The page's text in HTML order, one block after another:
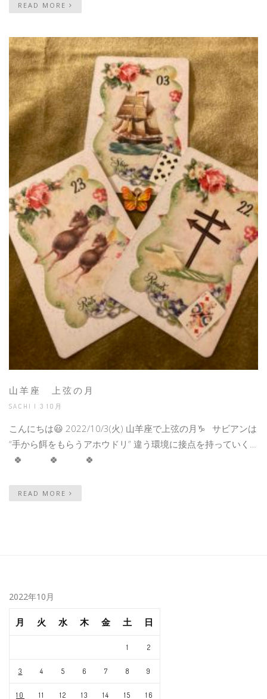
READ MORE
山羊座 上弦の月
SACHI | 3 10月
こんにちは😃 2022/10/3(火) 山羊座で上弦の月♑️ サビアンは
“手から餌をもらうアホウドリ” 違う環境に接点を持っていく…
🍀 🍀 🍀
READ MORE
2022年10月
月 火 水 木 金 土 日
1 2
3 4 5 6 7 8 9
10 11 12 13 14 15 16